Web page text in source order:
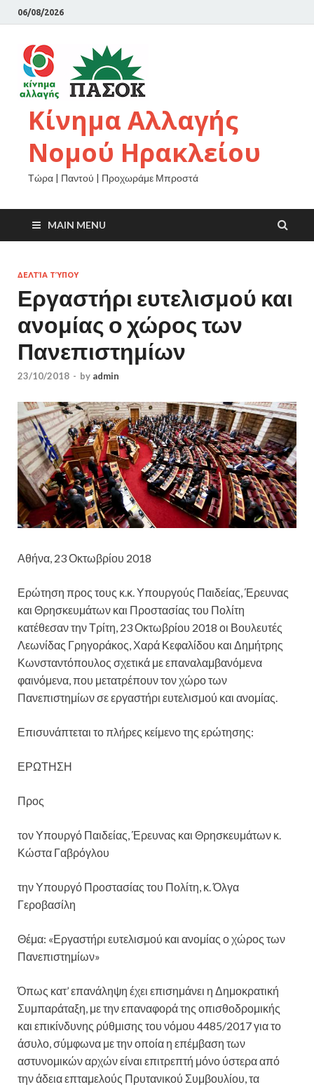
06/08/2026
Κίνημα Αλλαγής
Νομού Ηρακλείου
Τώρα | Παντού | Προχωράμε Μπροστά
MAIN MENU
ΔΕΛΤΊΑ ΤΎΠΟΥ
Εργαστήρι ευτελισμού και
ανομίας ο χώρος των
Πανεπιστημίων
23/10/2018 - by admin
Αθήνα, 23 Οκτωβρίου 2018
Ερώτηση προς τους κ.κ. Υπουργούς Παιδείας, Έρευνας
και Θρησκευμάτων και Προστασίας του Πολίτη
κατέθεσαν την Τρίτη, 23 Οκτωβρίου 2018 οι Βουλευτές
Λεωνίδας Γρηγοράκος, Χαρά Κεφαλίδου και Δημήτρης
Κωνσταντόπουλος σχετικά με επαναλαμβανόμενα
φαινόμενα, που μετατρέπουν τον χώρο των
Πανεπιστημίων σε εργαστήρι ευτελισμού και ανομίας.
Επισυνάπτεται το πλήρες κείμενο της ερώτησης:
ΕΡΩΤΗΣΗ
Προς
τον Υπουργό Παιδείας, Έρευνας και Θρησκευμάτων κ.
Κώστα Γαβρόγλου
την Υπουργό Προστασίας του Πολίτη, κ. Όλγα
Γεροβασίλη
Θέμα: «Εργαστήρι ευτελισμού και ανομίας ο χώρος των
Πανεπιστημίων»
Όπως κατ’ επανάληψη έχει επισημάνει η Δημοκρατική
Συμπαράταξη, με την επαναφορά της οπισθοδρομικής
και επικίνδυνης ρύθμισης του νόμου 4485/2017 για το
άσυλο, σύμφωνα με την οποία η επέμβαση των
αστυνομικών αρχών είναι επιτρεπτή μόνο ύστερα από
την άδεια επταμελούς Πρυτανικού Συμβουλίου, τα